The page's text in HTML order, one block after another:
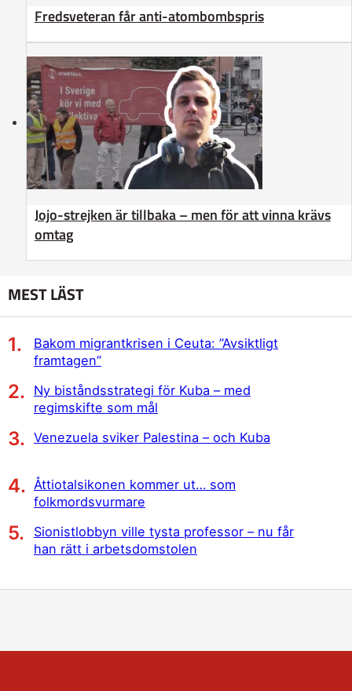
Fredsveteran får anti-atombombspris
Jojo-strejken är tillbaka – men för att vinna krävs
omtag
MEST LÄST
Bakom migrantkrisen i Ceuta: ”Avsiktligt
framtagen”
Ny biståndsstrategi för Kuba – med
regimskifte som mål
Venezuela sviker Palestina – och Kuba
Åttiotalsikonen kommer ut… som
folkmordsvurmare
Sionistlobbyn ville tysta professor – nu får
han rätt i arbetsdomstolen